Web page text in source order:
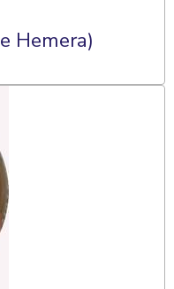
(Cuvée Hemera)